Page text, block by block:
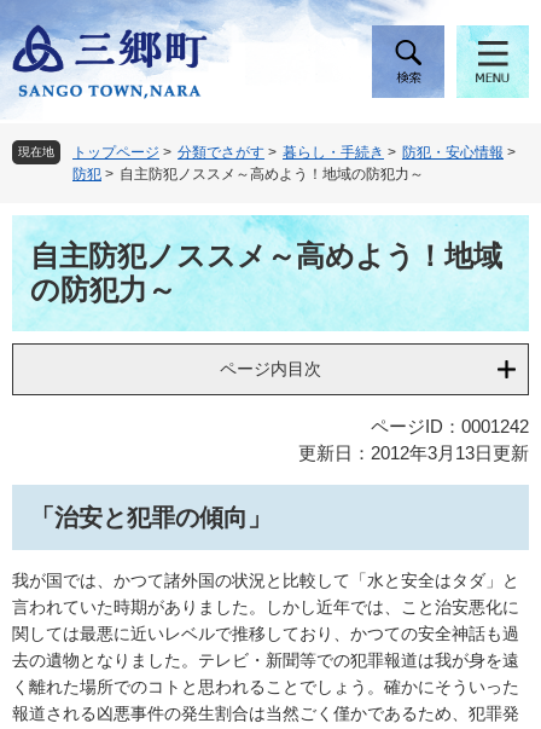
ー
ジ
頭
で
。
ニ
ュ
飛
ば
て
へ
現在地 トップページ > 分類でさがす > 暮らし・手続き > 防犯・安心情報 >
防犯 > 自主防犯ノススメ～高めよう！地域の防犯力～
自主防犯ノススメ～高めよう！地域
の防犯力～
ページ内目次
ページID：0001242
更新日：2012年3月13日更新
「治安と犯罪の傾向」
我が国では、かつて諸外国の状況と比較して「水と安全はタダ」と
言われていた時期がありました。しかし近年では、こと治安悪化に
関しては最悪に近いレベルで推移しており、かつての安全神話も過
去の遺物となりました。テレビ・新聞等での犯罪報道は我が身を遠
く離れた場所でのコトと思われることでしょう。確かにそういった
報道される凶悪事件の発生割合は当然ごく僅かであるため、犯罪発